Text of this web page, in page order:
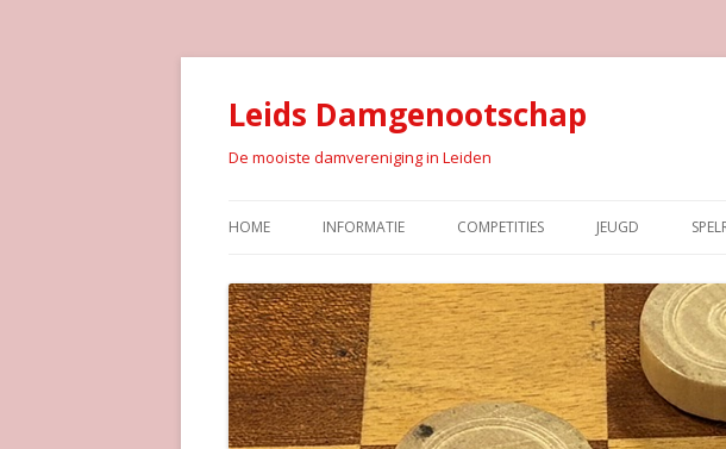
Leids Damgenootschap
De mooiste damvereniging in Leiden
HOME INFORMATIE COMPETITIES JEUGD